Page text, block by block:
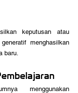
keputusan atau
menghasilkan
baru.
menggunakan